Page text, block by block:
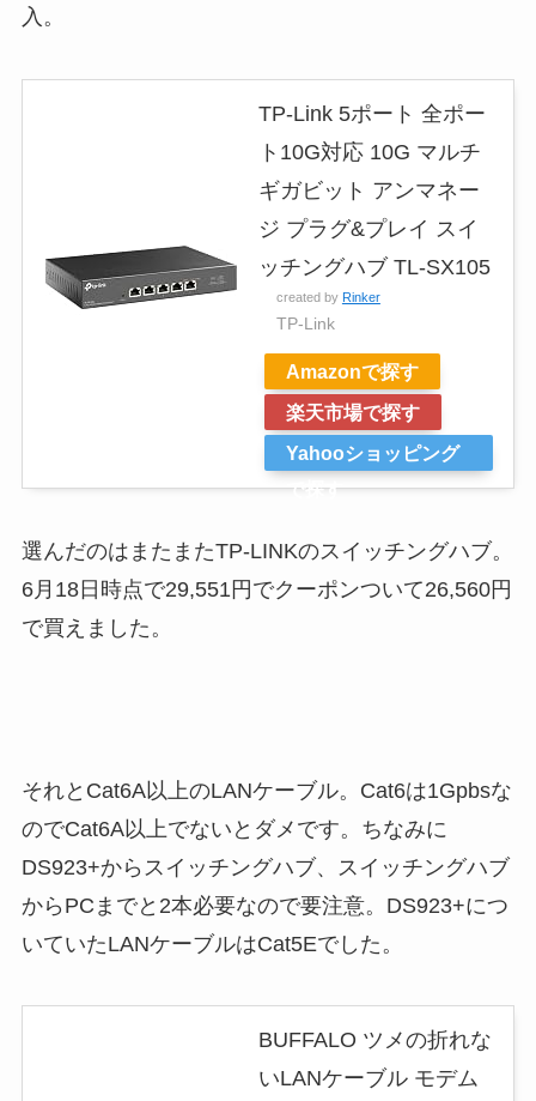
入。
TP-Link 5ポート 全ポー
ト10G対応 10G マルチ
ギガビット アンマネー
ジ プラグ&プレイ スイ
ッチングハブ TL-SX105
created by Rinker
TP-Link
Amazonで探す
楽天市場で探す
Yahooショッピング
で探す
選んだのはまたまたTP-LINKのスイッチングハブ。
6月18日時点で29,551円でクーポンついて26,560円
で買えました。
それとCat6A以上のLANケーブル。Cat6は1Gpbsな
のでCat6A以上でないとダメです。ちなみに
DS923+からスイッチングハブ、スイッチングハブ
からPCまでと2本必要なので要注意。DS923+につ
いていたLANケーブルはCat5Eでした。
BUFFALO ツメの折れな
いLANケーブル モデム